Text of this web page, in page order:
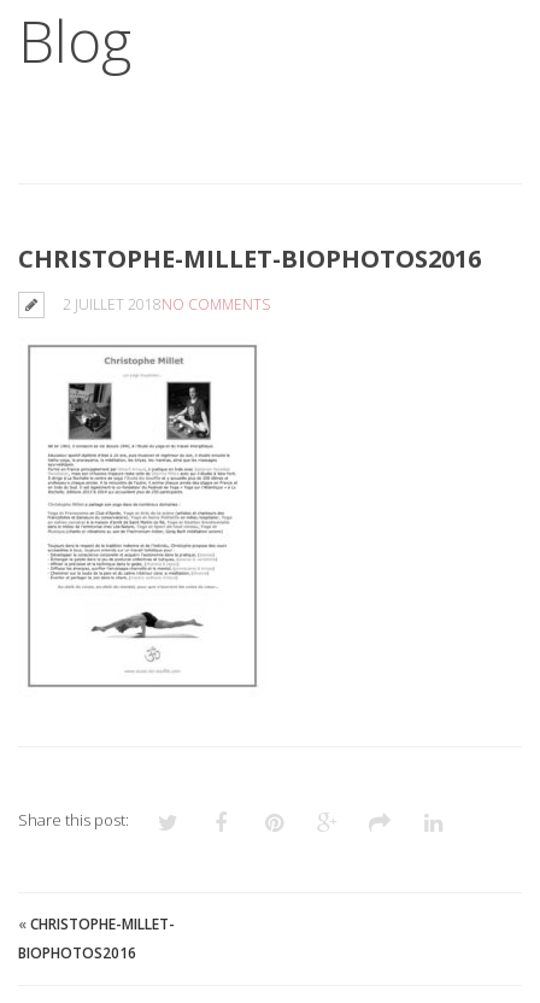
Blog
CHRISTOPHE-MILLET-BIOPHOTOS2016
2 JUILLET 2018NO COMMENTS
Share this post:
«CHRISTOPHE-MILLET-
BIOPHOTOS2016